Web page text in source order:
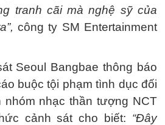
tranh cãi mà nghệ sỹ của
công ty SM Entertainment
Seoul Bangbae thông báo
buộc tội phạm tình dục đối
nhạc thần tượng NCT
cảnh sát cho biết: “Đây